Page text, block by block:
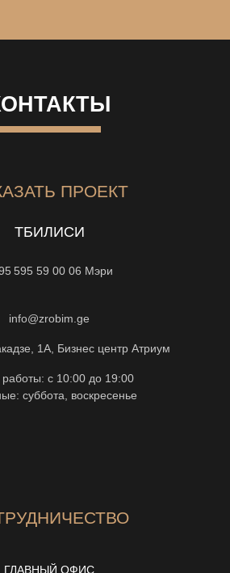
ПРОЕКТ
ТБИЛИСИ
595 59 00 06 Мэри
info@zrobim.ge
1А, Бизнес центр Атриум
с 10:00 до 19:00
суббота, воскресенье
ГЛАВНЫЙ ОФИС